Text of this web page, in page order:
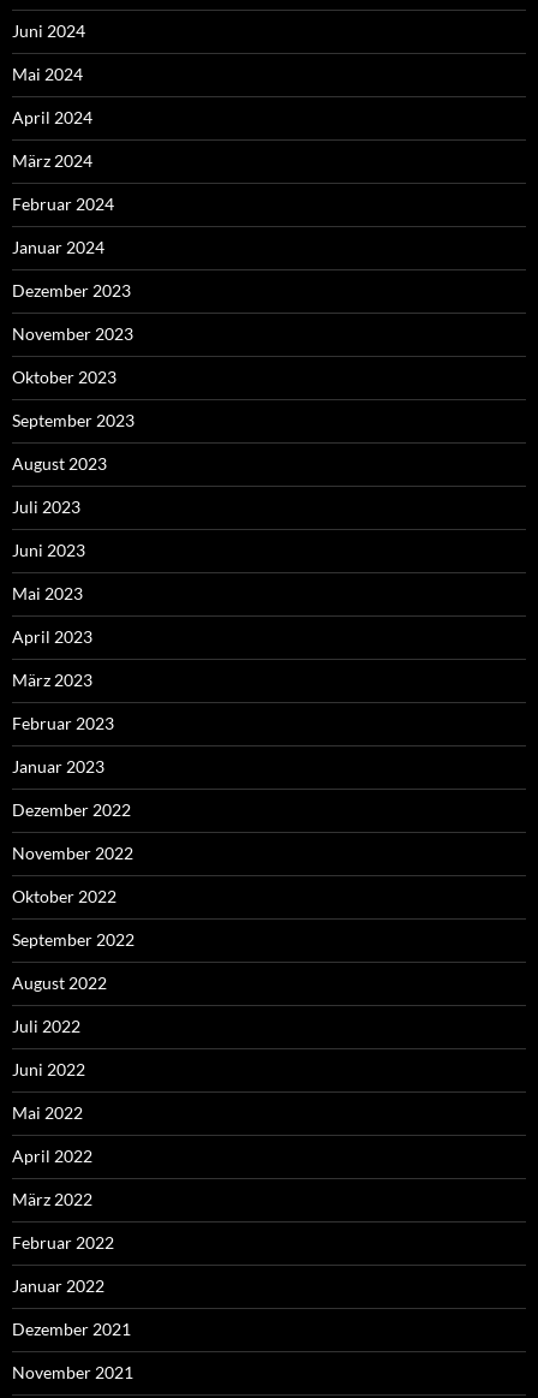
Juni 2024
Mai 2024
April 2024
März 2024
Februar 2024
Januar 2024
Dezember 2023
November 2023
Oktober 2023
September 2023
August 2023
Juli 2023
Juni 2023
Mai 2023
April 2023
März 2023
Februar 2023
Januar 2023
Dezember 2022
November 2022
Oktober 2022
September 2022
August 2022
Juli 2022
Juni 2022
Mai 2022
April 2022
März 2022
Februar 2022
Januar 2022
Dezember 2021
November 2021